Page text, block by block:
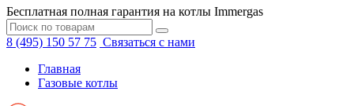
Бесплатная полная гарантия на котлы Immergas
8 (495) 150 57 75 Связаться с нами
Главная
Газовые котлы